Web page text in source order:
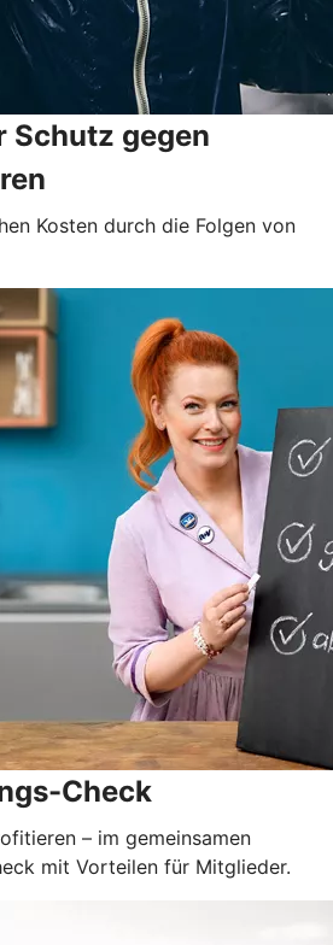
Schutz gegen
Kosten durch die Folgen von
Check
– im gemeinsamen
mit Vorteilen für Mitglieder.